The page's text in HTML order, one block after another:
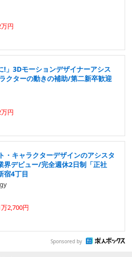
円
!」3Dモーションデザイナーアシス
クターの動きの補助/第二新卒歓迎
円
・キャラクターデザインのアシスタ
界デビュー/完全週休2日制「正社
宿4丁目
2,700円
Sponsored by